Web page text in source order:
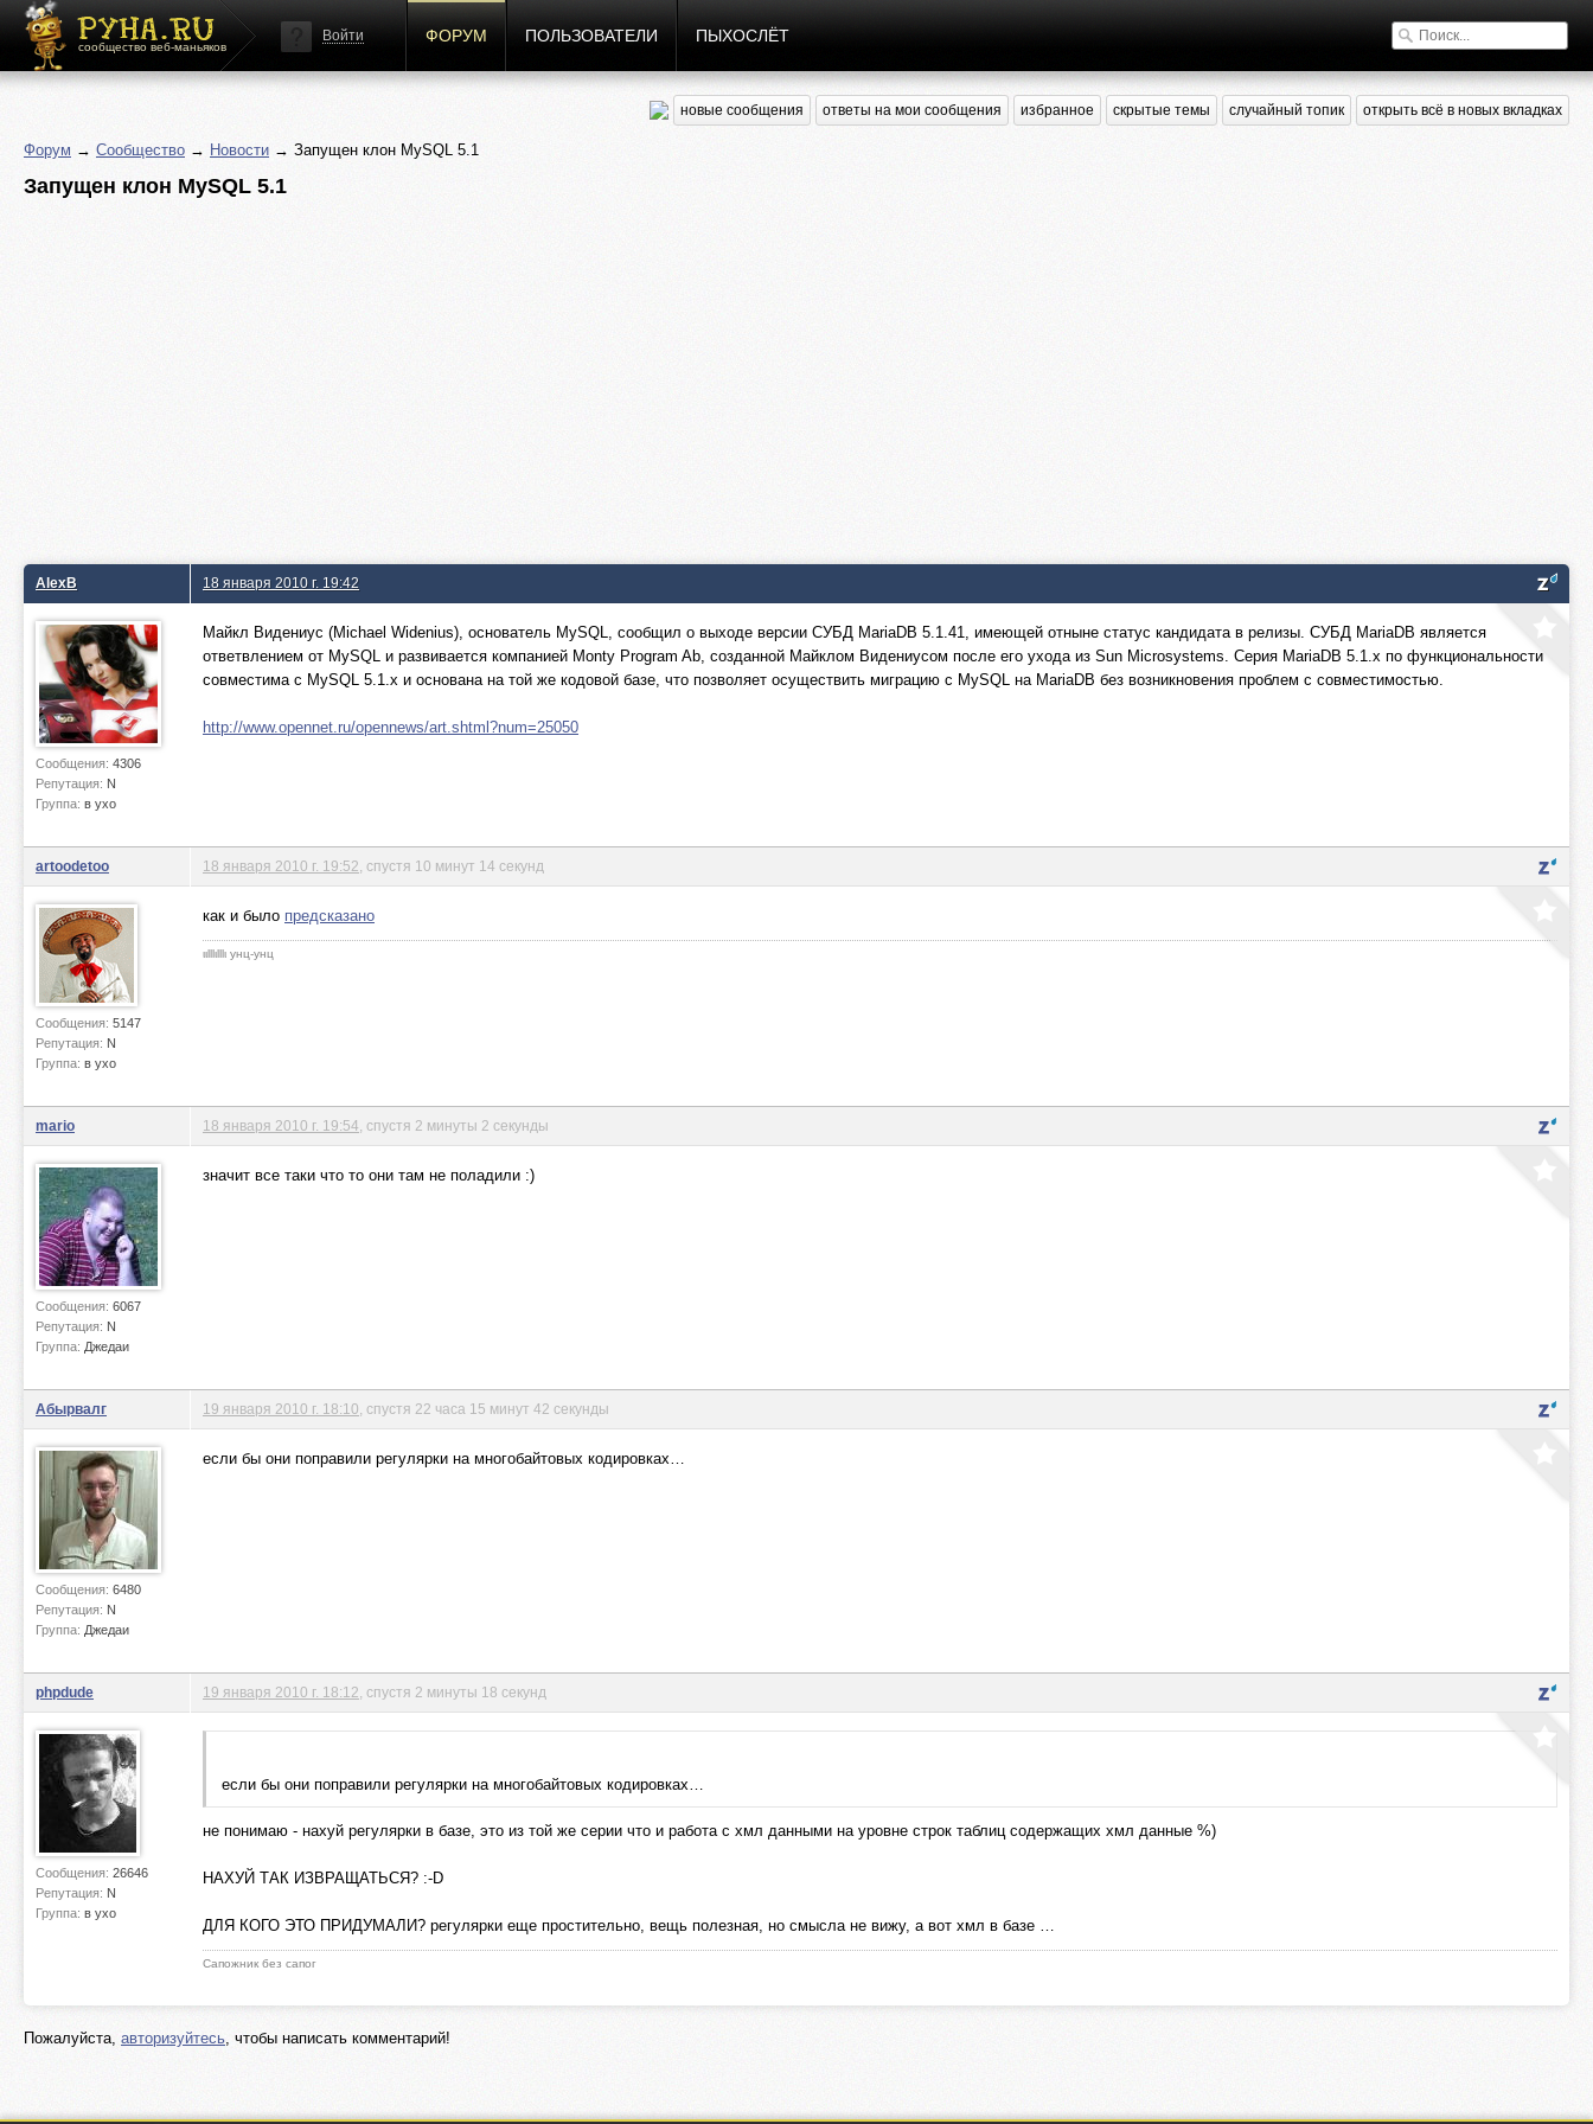
сообщество веб-маньяков
Войти ФОРУМ ПОЛЬЗОВАТЕЛИ ПЫХОСЛЁТ
новые сообщения ответы на мои сообщения избранное скрытые темы случайный топик открыть всё в новых вкладках
Форум → Сообщество → Новости → Запущен клон MySQL 5.1
Запущен клон MySQL 5.1
AlexB
Сообщения: 4306
Репутация: N
Группа: в ухо
18 января 2010 г. 19:42
Майкл Видениус (Michael Widenius), основатель MySQL, сообщил о выходе версии СУБД MariaDB 5.1.41, имеющей отныне статус кандидата в релизы. СУБД MariaDB является
ответвлением от MySQL и развивается компанией Monty Program Ab, созданной Майклом Видениусом после его ухода из Sun Microsystems. Серия MariaDB 5.1.x по функциональности
совместима с MySQL 5.1.x и основана на той же кодовой базе, что позволяет осуществить миграцию с MySQL на MariaDB без возникновения проблем с совместимостью.
http://www.opennet.ru/opennews/art.shtml?num=25050
artoodetoo
Сообщения: 5147
Репутация: N
Группа: в ухо
18 января 2010 г. 19:52 , спустя 10 минут 14 секунд
как и было предсказано
ιιlllιlllι унц-унц
mario
Сообщения: 6067
Репутация: N
Группа: Джедаи
18 января 2010 г. 19:54 , спустя 2 минуты 2 секунды
значит все таки что то они там не поладили :)
Абырвалг
Сообщения: 6480
Репутация: N
Группа: Джедаи
19 января 2010 г. 18:10 , спустя 22 часа 15 минут 42 секунды
если бы они поправили регулярки на многобайтовых кодировках…
phpdude
Сообщения: 26646
Репутация: N
Группа: в ухо
19 января 2010 г. 18:12 , спустя 2 минуты 18 секунд
если бы они поправили регулярки на многобайтовых кодировках…
не понимаю - нахуй регулярки в базе, это из той же серии что и работа с хмл данными на уровне строк таблиц содержащих хмл данные %)
НАХУЙ ТАК ИЗВРАЩАТЬСЯ? :-D
ДЛЯ КОГО ЭТО ПРИДУМАЛИ? регулярки еще простительно, вещь полезная, но смысла не вижу, а вот хмл в базе …
Сапожник без сапог
Пожалуйста, авторизуйтесь, чтобы написать комментарий!